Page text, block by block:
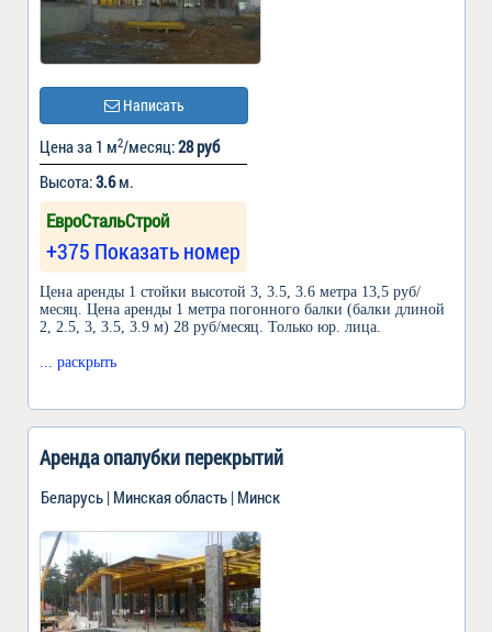
Написать
Цена за 1 м2/месяц:28 руб
Высота:3.6м.
ЕвроСтальСтрой
+375 Показать номер
Цена аренды 1 стойки высотой 3, 3.5, 3.6 метра 13,5 руб/
месяц. Цена аренды 1 метра погонного балки (балки длиной
2, 2.5, 3, 3.5, 3.9 м) 28 руб/месяц. Только юр. лица.
... раскрыть
Аренда опалубки перекрытий
Беларусь | Минская область | Минск